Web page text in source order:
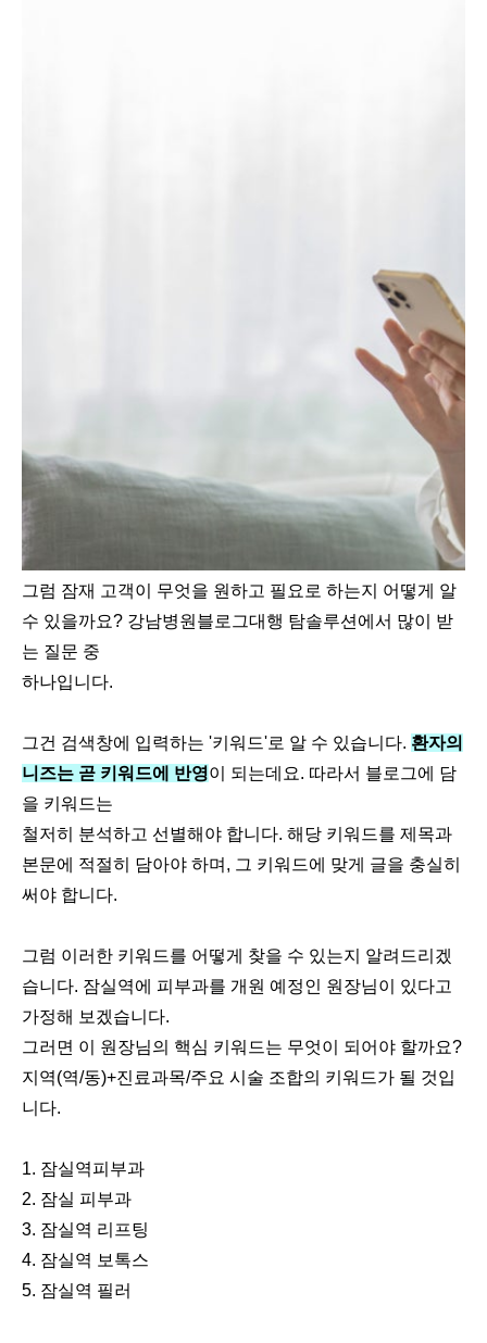
그럼 잠재 고객이 무엇을 원하고 필요로 하는지 어떻게 알
수 있을까요? 강남병원블로그대행 탐솔루션에서 많이 받
는 질문 중
하나입니다.
그건 검색창에 입력하는 '키워드'로 알 수 있습니다. 환자의
니즈는 곧 키워드에 반영이 되는데요. 따라서 블로그에 담
을 키워드는
철저히 분석하고 선별해야 합니다. 해당 키워드를 제목과
본문에 적절히 담아야 하며, 그 키워드에 맞게 글을 충실히
써야 합니다.
그럼 이러한 키워드를 어떻게 찾을 수 있는지 알려드리겠
습니다. 잠실역에 피부과를 개원 예정인 원장님이 있다고
가정해 보겠습니다.
그러면 이 원장님의 핵심 키워드는 무엇이 되어야 할까요?
지역(역/동)+진료과목/주요 시술 조합의 키워드가 될 것입
니다.
1. 잠실역피부과
2. 잠실 피부과
3. 잠실역 리프팅
4. 잠실역 보톡스
5. 잠실역 필러